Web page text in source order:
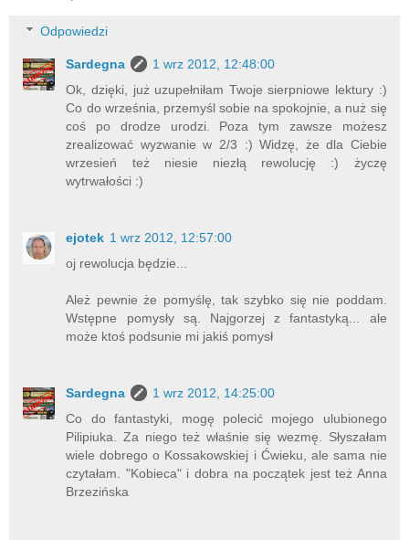
Odpowiedzi
Sardegna
1 wrz 2012, 12:48:00
Ok, dzięki, już uzupełniłam Twoje sierpniowe lektury :)
Co do września, przemyśl sobie na spokojnie, a nuż się
coś po drodze urodzi. Poza tym zawsze możesz
zrealizować wyzwanie w 2/3 :) Widzę, że dla Ciebie
wrzesień też niesie niezłą rewolucję :) życzę
wytrwałości :)
ejotek 1 wrz 2012, 12:57:00
oj rewolucja będzie...
Ależ pewnie że pomyślę, tak szybko się nie poddam.
Wstępne pomysły są. Najgorzej z fantastyką... ale
może ktoś podsunie mi jakiś pomysł
Sardegna
1 wrz 2012, 14:25:00
Co do fantastyki, mogę polecić mojego ulubionego
Pilipiuka. Za niego też właśnie się wezmę. Słyszałam
wiele dobrego o Kossakowskiej i Ćwieku, ale sama nie
czytałam. "Kobieca" i dobra na początek jest też Anna
Brzezińska